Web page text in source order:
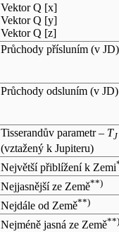
Vektor Q [x]
Vektor Q [y]
Vektor Q [z]
Průchody přísluním (v JD)
Průchody odsluním (v JD)
Tisserandův parametr – TJ
(vztažený k Jupiteru)
Největší přiblížení k Zemi
Nejjasnější ze Země**)
Nejdále od Země**)
Nejméně jasná ze Země**)